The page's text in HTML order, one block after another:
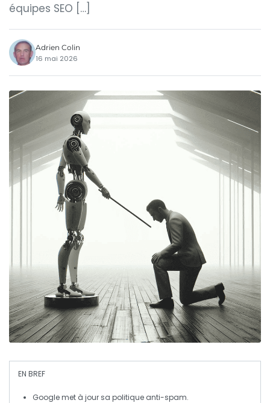
équipes SEO […]
Adrien Colin
16 mai 2026
EN BREF
Googlemet à jour sa politique anti-spam.